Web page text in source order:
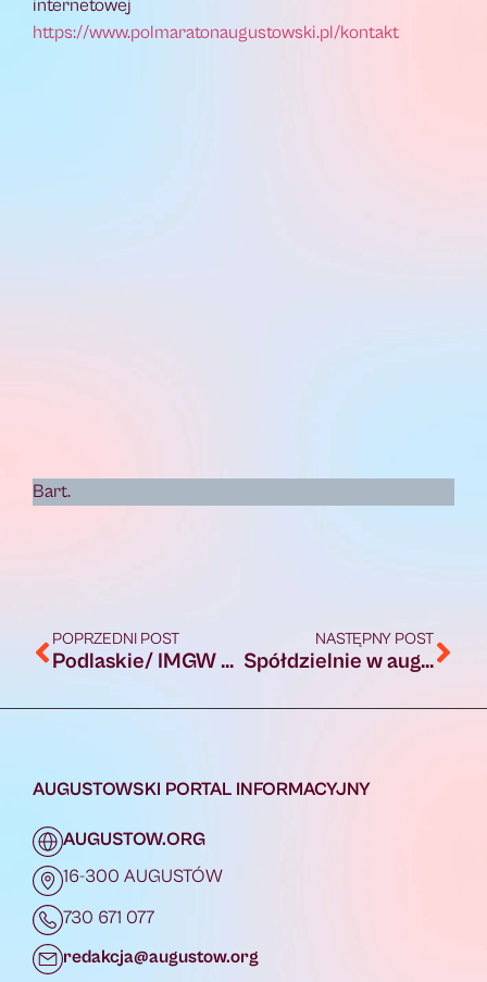
internetowej
https://www.polmaratonaugustowski.pl/kontakt
Bart.
POPRZEDNI POST
Podlaskie/ IMGW ostrzega przed przymrozkami i oblodzeniem
NASTĘPNY POST
Spółdzielnie w augustowskim budżecie obywatelskim? Chce tego radna opozycji
AUGUSTOWSKI PORTAL INFORMACYJNY
AUGUSTOW.ORG
16-300 AUGUSTÓW
730 671 077
redakcja@augustow.org